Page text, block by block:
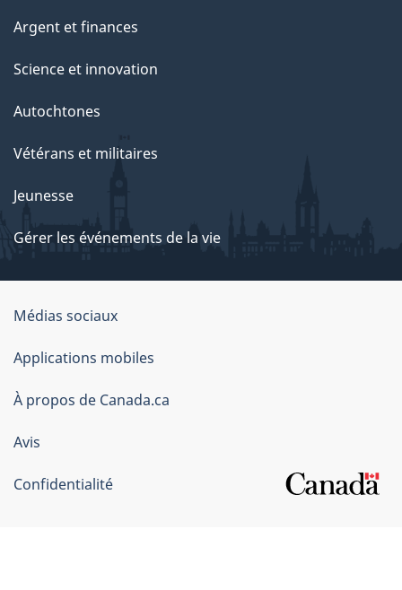
Argent et finances
Science et innovation
Autochtones
Vétérans et militaires
Jeunesse
Gérer les événements de la vie
Organisation
du
gouvernement
du
Canada
Médias sociaux
Applications mobiles
À propos de Canada.ca
Avis
Confidentialité